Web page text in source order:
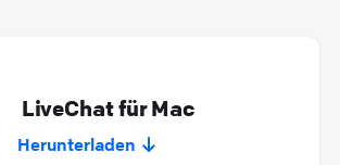
LiveChat für Mac
Herunterladen